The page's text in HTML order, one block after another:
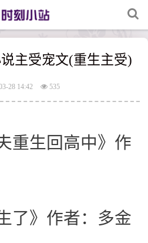
主受宠文(重生主受)
28 14:42 535
重生回高中》作
了》作者：多金